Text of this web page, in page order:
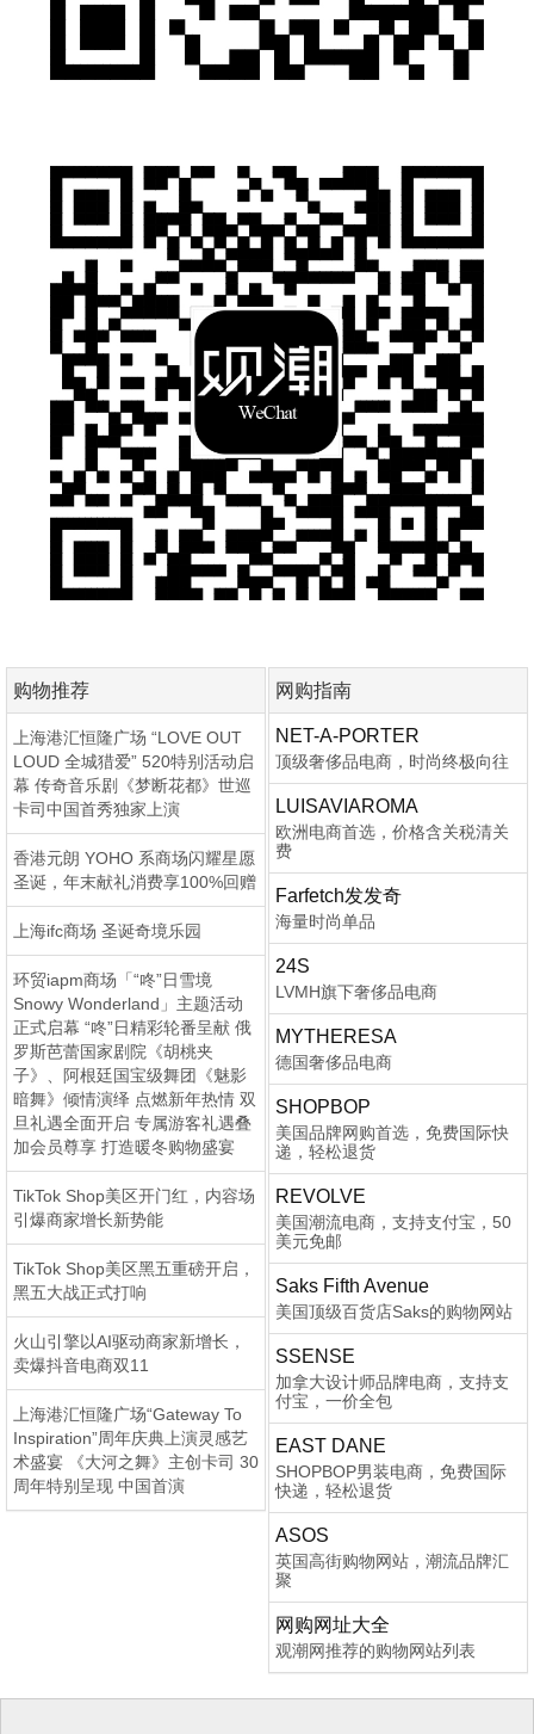
购物推荐
上海港汇恒隆广场 “LOVE OUT
LOUD 全城猎爱” 520特别活动启
幕 传奇音乐剧《梦断花都》世巡
卡司中国首秀独家上演
香港元朗 YOHO 系商场闪耀星愿
圣诞，年末献礼消费享100%回赠
上海ifc商场 圣诞奇境乐园
环贸iapm商场「“咚”日雪境
Snowy Wonderland」主题活动
正式启幕 “咚”日精彩轮番呈献 俄
罗斯芭蕾国家剧院《胡桃夹
子》、阿根廷国宝级舞团《魅影
暗舞》倾情演绎 点燃新年热情 双
旦礼遇全面开启 专属游客礼遇叠
加会员尊享 打造暖冬购物盛宴
TikTok Shop美区开门红，内容场
引爆商家增长新势能
TikTok Shop美区黑五重磅开启，
黑五大战正式打响
火山引擎以AI驱动商家新增长，
卖爆抖音电商双11
上海港汇恒隆广场“Gateway To
Inspiration”周年庆典上演灵感艺
术盛宴 《大河之舞》主创卡司 30
周年特别呈现 中国首演
网购指南
NET-A-PORTER
顶级奢侈品电商，时尚终极向往
LUISAVIAROMA
欧洲电商首选，价格含关税清关
费
Farfetch发发奇
海量时尚单品
24S
LVMH旗下奢侈品电商
MYTHERESA
德国奢侈品电商
SHOPBOP
美国品牌网购首选，免费国际快
递，轻松退货
REVOLVE
美国潮流电商，支持支付宝，50
美元免邮
Saks Fifth Avenue
美国顶级百货店Saks的购物网站
SSENSE
加拿大设计师品牌电商，支持支
付宝，一价全包
EAST DANE
SHOPBOP男装电商，免费国际
快递，轻松退货
ASOS
英国高街购物网站，潮流品牌汇
聚
网购网址大全
观潮网推荐的购物网站列表